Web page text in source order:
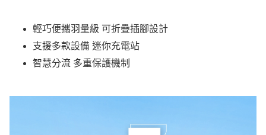
輕巧便攜羽量級 可折疊插腳設計
支援多款設備 迷你充電站
智慧分流 多重保護機制